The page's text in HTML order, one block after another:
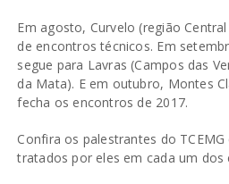
Em agosto, Curvelo (região
de encontros técnicos. Em
segue para Lavras (Campos das
da Mata). E em outubro, Montes
fecha os encontros de 2017.
Confira os palestrantes do
tratados por eles em cada um dos